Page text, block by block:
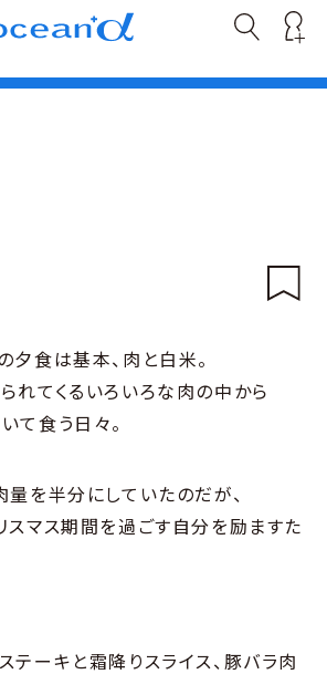
夕食は基本、肉と白米。
れてくるいろいろな肉の中から
て食う日々。
量を半分にしていたのだが、
スマス期間を過ごす自分を励ますた
テーキと霜降りスライス、豚バラ肉